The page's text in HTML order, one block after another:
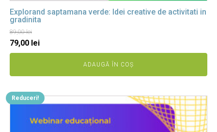
Explorand saptamana verde: Idei creative de activitati in
gradinita
89,00lei
Prețul
inițial
fost:
89,00 lei.
79,00 leiPrețul
curent
79,00 lei.
ADAUGĂ ÎN COȘ
Reduceri!